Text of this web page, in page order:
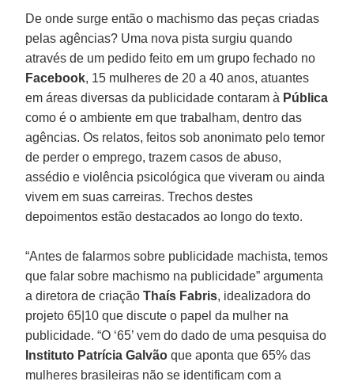
De onde surge então o machismo das peças criadas
pelas agências? Uma nova pista surgiu quando
através de um pedido feito em um grupo fechado no
Facebook, 15 mulheres de 20 a 40 anos, atuantes
em áreas diversas da publicidade contaram à Pública
como é o ambiente em que trabalham, dentro das
agências. Os relatos, feitos sob anonimato pelo temor
de perder o emprego, trazem casos de abuso,
assédio e violência psicológica que viveram ou ainda
vivem em suas carreiras. Trechos destes
depoimentos estão destacados ao longo do texto.
“Antes de falarmos sobre publicidade machista, temos
que falar sobre machismo na publicidade” argumenta
a diretora de criação Thaís Fabris, idealizadora do
projeto 65|10 que discute o papel da mulher na
publicidade. “O ‘65’ vem do dado de uma pesquisa do
Instituto Patrícia Galvão que aponta que 65% das
mulheres brasileiras não se identificam com a